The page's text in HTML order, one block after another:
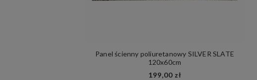
Panel ścienny poliuretanowy SILVER SLATE
120x60cm
199,00 zł